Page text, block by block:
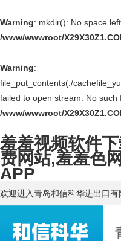
Warning: mkdir(): No space
/www/wwwroot/
Warning:
file_put_contents(./
failed to open stream: No such
/www/wwwroot/
羞羞视频软件
费网站,羞羞色
APP
欢迎进入青岛和信科华进出口有